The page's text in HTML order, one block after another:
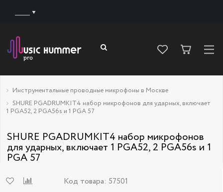
Инструментальные проводные микрофоны в Москве
SHURE PGADRUMKIT4 набор микрофонов для ударных, включает
1 PGA52, 2 PGA56s и 1 PGA 57
SHURE PGADRUMKIT4 набор микрофонов
для ударных, включает 1 PGA52, 2 PGA56s и 1
PGA 57
Код товара: 57501